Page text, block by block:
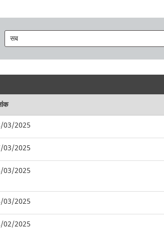
03/2025
03/2025
03/2025
03/2025
02/2025